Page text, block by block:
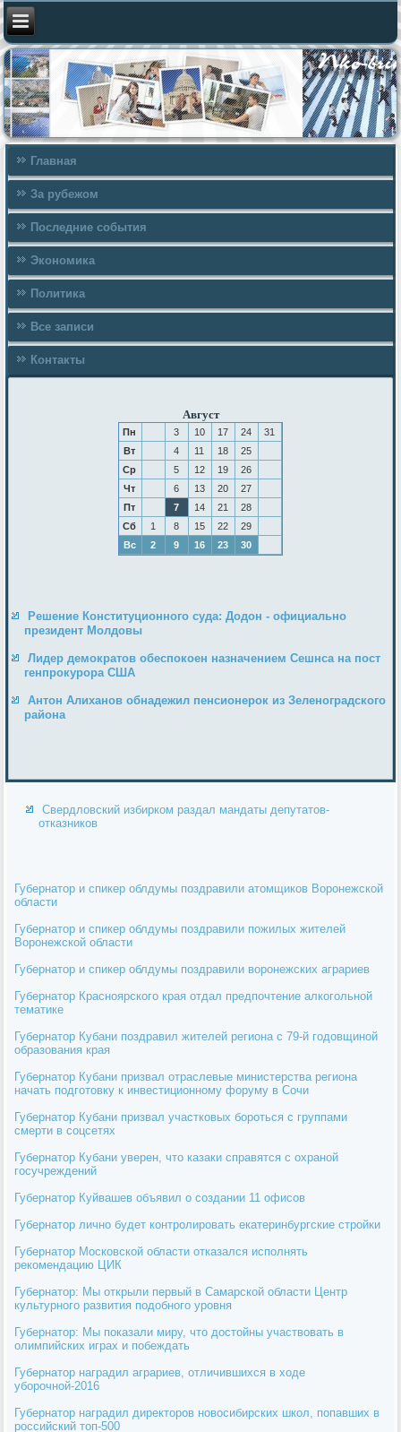
Главная
За рубежом
Последние события
Экономика
Политика
Все записи
Контакты
Август
Пн 3 10 17 24
31
Вт
4 11 18
25
Ср
5 12 19
26
Чт
6 13 20
27
Пт
7 14 21
28
Сб
1 8 15 22
29
Вс
2 9 16 23 30
Решение Конституционного суда: Додон - официально
президент Молдовы
Лидер демократов обеспокоен назначением Сешнса на пост
генпрокурора США
Антон Алиханов обнадежил пенсионерок из Зеленоградского
района
Свердловский избирком раздал мандаты депутатов-
отказников
Губернатор и спикер облдумы поздравили атомщиков Воронежской
области
Губернатор и спикер облдумы поздравили пожилых жителей
Воронежской области
Губернатор и спикер облдумы поздравили воронежских аграриев
Губернатор Красноярского края отдал предпочтение алкогольной
тематике
Губернатор Кубани поздравил жителей региона с 79-й годовщиной
образования края
Губернатор Кубани призвал отраслевые министерства региона
начать подготовку к инвестиционному форуму в Сочи
Губернатор Кубани призвал участковых бороться с группами
смерти в соцсетях
Губернатор Кубани уверен, что казаки справятся с охраной
госучреждений
Губернатор Куйвашев объявил о создании 11 офисов
Губернатор лично будет контролировать екатеринбургские стройки
Губернатор Московской области отказался исполнять
рекомендацию ЦИК
Губернатор: Мы открыли первый в Самарской области Центр
культурного развития подобного уровня
Губернатор: Мы показали миру, что достойны участвовать в
олимпийских играх и побеждать
Губернатор наградил аграриев, отличившихся в ходе
уборочной-2016
Губернатор наградил директоров новосибирских школ, попавших в
российский топ-500